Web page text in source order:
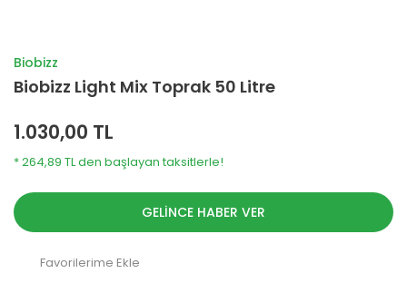
Biobizz
Biobizz Light Mix Toprak 50 Litre
1.030,00 TL
* 264,89 TL den başlayan taksitlerle!
GELİNCE HABER VER